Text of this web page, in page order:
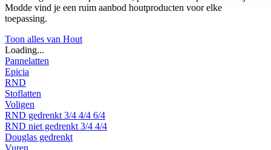
Modde vind je een ruim aanbod houtproducten voor elke
toepassing.
Toon alles van Hout
Loading...
Pannelatten
Epicia
RND
Stoflatten
Voligen
RND gedrenkt 3/4 4/4 6/4
RND niet gedrenkt 3/4 4/4
Douglas gedrenkt
Vuren